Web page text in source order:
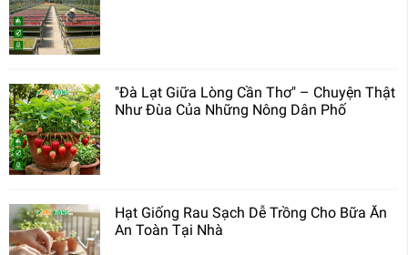
"Đà Lạt Giữa Lòng Cần Thơ" – Chuyện Thật
Như Đùa Của Những Nông Dân Phố
Hạt Giống Rau Sạch Dễ Trồng Cho Bữa Ăn
An Toàn Tại Nhà